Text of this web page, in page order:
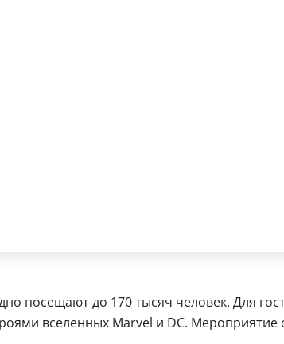
посещают до 170 тысяч человек. Для
вселенных Marvel и DC.